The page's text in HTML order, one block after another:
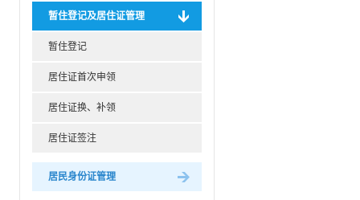
暂住登记及居住证管理
暂住登记
居住证首次申领
居住证换、补领
居住证签注
居民身份证管理